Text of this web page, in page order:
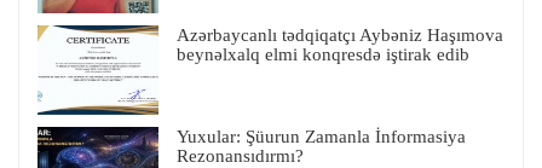
Azərbaycanlı tədqiqatçı Aybəniz Haşımova
beynəlxalq elmi konqresdə iştirak edib
Yuxular: Şüurun Zamanla İnformasiya
Rezonansıdırmı?